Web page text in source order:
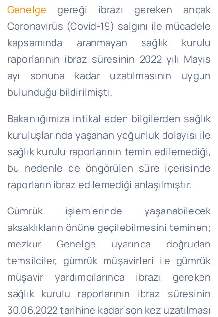
Genelge gereği ibrazı gereken ancak
Coronavirüs (Covid-19) salgını ile mücadele
kapsamında aranmayan sağlık kurulu
raporlarının ibraz süresinin 2022 yılı Mayıs
ayı sonuna kadar uzatılmasının uygun
bulunduğu bildirilmişti.
Bakanlığımıza intikal eden bilgilerden sağlık
kuruluşlarında yaşanan yoğunluk dolayısı ile
sağlık kurulu raporlarının temin edilemediği,
bu nedenle de öngörülen süre içerisinde
raporların ibraz edilemediği anlaşılmıştır.
Gümrük işlemlerinde yaşanabilecek
aksaklıkların önüne geçilebilmesini teminen;
mezkur Genelge uyarınca doğrudan
temsilciler, gümrük müşavirleri ile gümrük
müşavir yardımcılarınca ibrazı gereken
sağlık kurulu raporlarının ibraz süresinin
30.06.2022 tarihine kadar son kez uzatılması